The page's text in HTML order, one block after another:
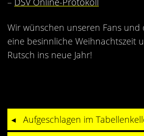
Wir wünschen unseren Fans und
eine besinnliche Weihnachtszeit
Rutsch ins neue Jahr!
Aufgeschlagen im